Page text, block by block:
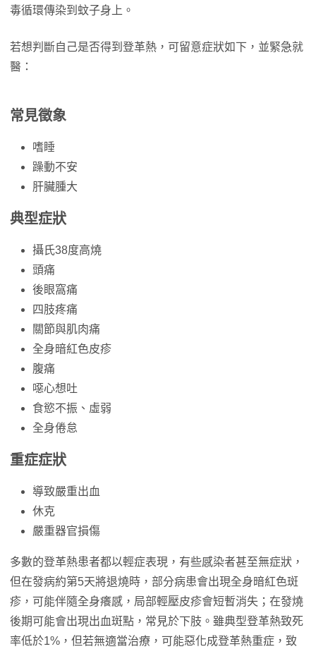
毒循環傳染到蚊子身上。
若想判斷自己是否得到登革熱，可留意症狀如下，並緊急就
醫：
常見徵象
嗜睡
躁動不安
肝臟腫大
典型症狀
攝氏38度高燒
頭痛
後眼窩痛
四肢疼痛
關節與肌肉痛
全身暗紅色皮疹
腹痛
噁心想吐
食慾不振、虛弱
全身倦怠
重症症狀
導致嚴重出血
休克
嚴重器官損傷
多數的登革熱患者都以輕症表現，有些感染者甚至無症狀，
但在發病約第5天將退燒時，部分病患會出現全身暗紅色斑
疹，可能伴隨全身癢感，局部輕壓皮疹會短暫消失；在發燒
後期可能會出現出血斑點，常見於下肢。雖典型登革熱致死
率低於1%，但若無適當治療，可能惡化成登革熱重症，致